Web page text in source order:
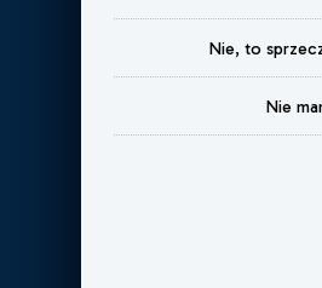
Nie, to
Nie